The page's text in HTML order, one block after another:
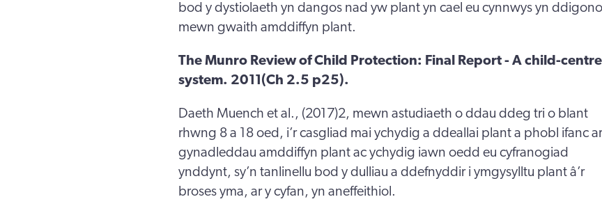
bod y dystiolaeth yn dangos nad yw plant yn cael eu cynnwys yn ddigonol
mewn gwaith amddiffyn plant.
The Munro Review of Child Protection: Final Report - A child-
system. 2011(Ch 2.5 p25).
Daeth Muench et al., (2017)2, mewn astudiaeth o ddau ddeg tri o blant
rhwng 8 a 18 oed, i’r casgliad mai ychydig a ddeallai plant a phobl ifanc ar
gynadleddau amddiffyn plant ac ychydig iawn oedd eu cyfranogiad
ynddynt, sy’n tanlinellu bod y dulliau a ddefnyddir i ymgysylltu plant â’r
broses yma, ar y cyfan, yn aneffeithiol.